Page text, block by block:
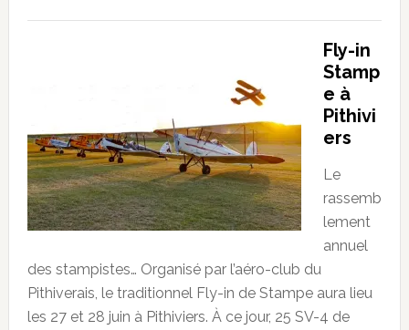
Fly-in
Stamp
e à
Pithivi
ers
Le
rassemb
lement
annuel
des stampistes… Organisé par l’aéro-club du
Pithiverais, le traditionnel Fly-in de Stampe aura lieu
les 27 et 28 juin à Pithiviers. À ce jour, 25 SV-4 de